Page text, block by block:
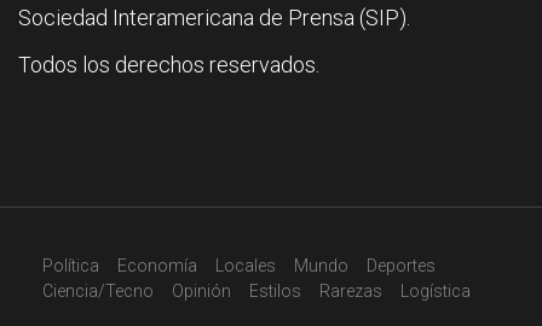
Sociedad Interamericana de Prensa (SIP).
Todos los derechos reservados.
Política Economía Locales Mundo
Deportes
Ciencia/Tecno
Opinión Estilos Rarezas Logística